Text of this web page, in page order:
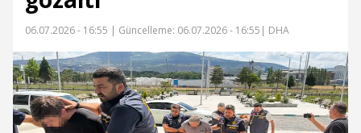
06.07.2026 - 16:55 | Güncelleme: 06.07.2026 - 16:55 | DHA